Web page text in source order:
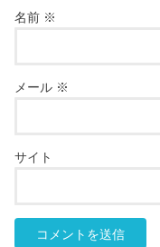
名前 ※
メール ※
サイト